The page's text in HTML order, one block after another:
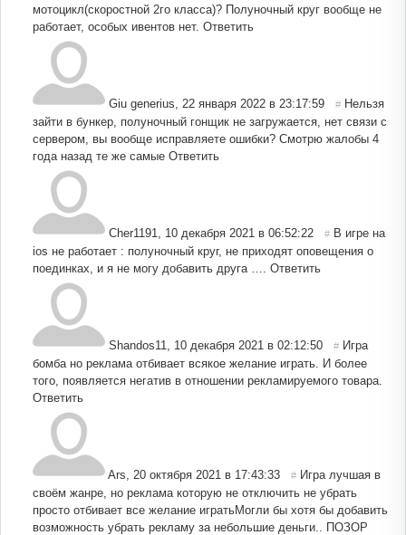
мотоцикл(скоростной 2го класса)? Полуночный круг вообще не
работает, особых ивентов нет. Ответить
Giu generius 22 января 2022 в 23:17:59 # Нельзя
зайти в бункер, полуночный гонщик не загружается, нет связи с
сервером, вы вообще исправляете ошибки? Смотрю жалобы 4
года назад те же самые Ответить
Cher1191 10 декабря 2021 в 06:52:22 # В игре на
ios не работает : полуночный круг, не приходят оповещения о
поединках, и я не могу добавить друга ….
Ответить
Shandos11 10 декабря 2021 в 02:12:50 # Игра
бомба но реклама отбивает всякое желание играть. И более
того, появляется негатив в отношении рекламируемого товара.
Ответить
Ars 20 октября 2021 в 17:43:33 # Игра лучшая в
своём жанре, но реклама которую не отключить не убрать
просто отбивает все желание игратьМогли бы хотя бы добавить
возможность убрать рекламу за небольшие деньги.. ПОЗОР